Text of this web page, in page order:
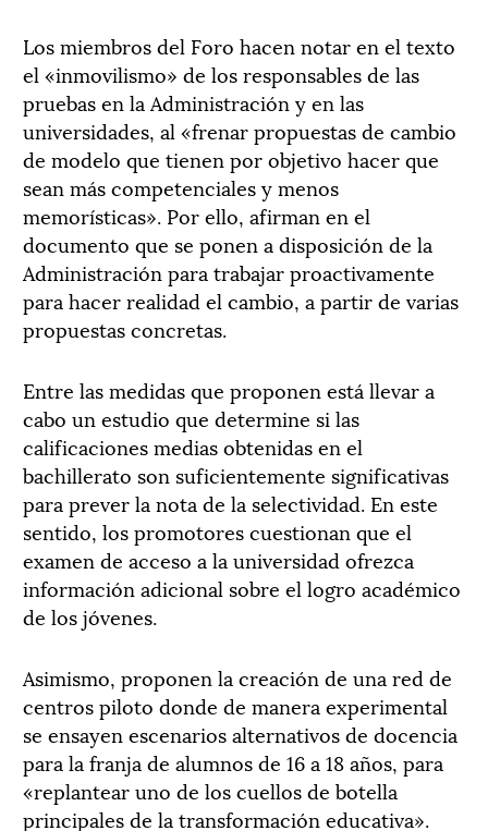
Los miembros del Foro hacen notar en el texto
el «inmovilismo» de los responsables de las
pruebas en la Administración y en las
universidades, al «frenar propuestas de cambio
de modelo que tienen por objetivo hacer que
sean más competenciales y menos
memorísticas». Por ello, afirman en el
documento que se ponen a disposición de la
Administración para trabajar proactivamente
para hacer realidad el cambio, a partir de varias
propuestas concretas.
Entre las medidas que proponen está llevar a
cabo un estudio que determine si las
calificaciones medias obtenidas en el
bachillerato son suficientemente significativas
para prever la nota de la selectividad. En este
sentido, los promotores cuestionan que el
examen de acceso a la universidad ofrezca
información adicional sobre el logro académico
de los jóvenes.
Asimismo, proponen la creación de una red de
centros piloto donde de manera experimental
se ensayen escenarios alternativos de docencia
para la franja de alumnos de 16 a 18 años, para
«replantear uno de los cuellos de botella
principales de la transformación educativa».